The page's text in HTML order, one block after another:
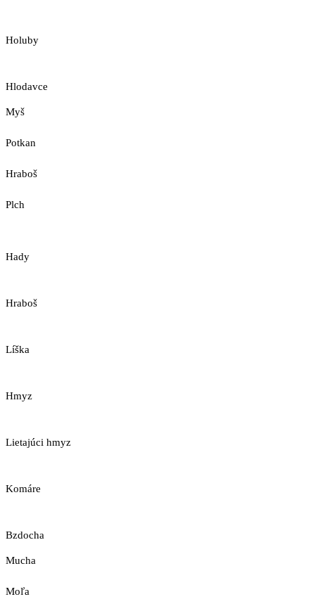
Holuby
Hlodavce
Myš
Potkan
Hraboš
Plch
Hady
Hraboš
Líška
Hmyz
Lietajúci hmyz
Komáre
Bzdocha
Mucha
Moľa